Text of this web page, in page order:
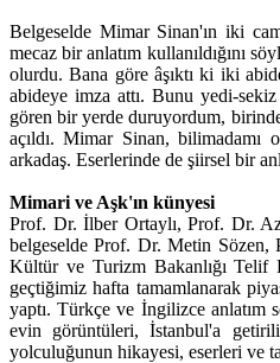
Belgeselde Mimar Sinan'ın iki
mecaz bir anlatım kullanıldığını
olurdu. Bana göre âşıktı ki iki
abideye imza attı. Bunu yedi-
gören bir yerde duruyordum,
açıldı. Mimar Sinan, bilimadamı
arkadaş. Eserlerinde de şiirsel bir
Mimari ve Aşk'ın künyesi
Prof. Dr. İlber Ortaylı, Prof. Dr.
belgeselde Prof. Dr. Metin Sözen,
Kültür ve Turizm Bakanlığı Telif
geçtiğimiz hafta tamamlanarak
yaptı. Türkçe ve İngilizce anlatım
evin görüntüleri, İstanbul'a
yolculuğunun hikayesi, eserleri ve